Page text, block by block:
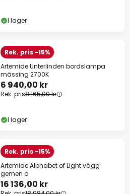
I lager
Rek. pris -15%
Artemide Unterlinden bordslampa
mässing 2700K
6 940,00 kr
Rek. pris8 165,00 kr
I lager
Rek. pris -15%
Artemide Alphabet of Light vägg
gemen o
16 136,00 kr